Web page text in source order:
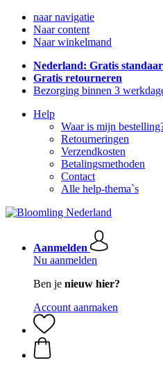
naar navigatie
Naar content
Naar winkelmand
Nederland: Gratis
Gratis retourneren
Bezorging binnen 3
Help
Waar is mijn
Retourneringen
Verzendkosten
Betalingsmethoden
Contact
Alle help-thema`s
Aanmelden
Nu aanmelden
Ben je nieuw hier?
Account aanmaken